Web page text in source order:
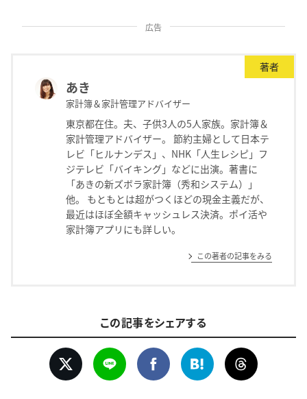
広告
著者
あき
家計簿＆家計管理アドバイザー
東京都在住。夫、子供3人の5人家族。家計簿＆
家計管理アドバイザー。 節約主婦として日本テ
レビ「ヒルナンデス」、NHK「人生レシピ」フ
ジテレビ「バイキング」などに出演。著書に
「あきの新ズボラ家計簿（秀和システム）」
他。 もともとは超がつくほどの現金主義だが、
最近はほぼ全額キャッシュレス決済。ポイ活や
家計簿アプリにも詳しい。
この著者の記事をみる
この記事をシェアする